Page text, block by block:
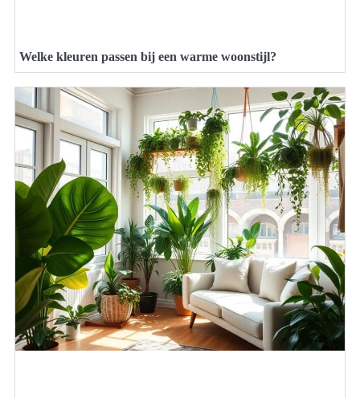
Welke kleuren passen bij een warme woonstijl?